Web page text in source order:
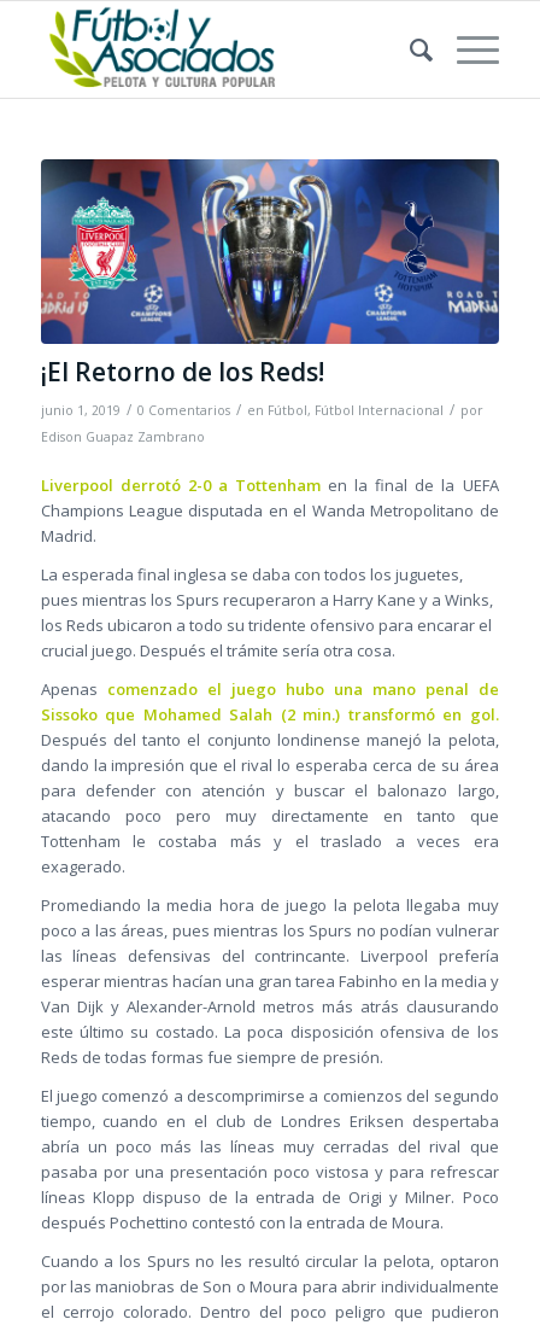
¡El Retorno de los Reds!
junio 1, 2019 / 0 Comentarios / en Fútbol, Fútbol Internacional / por
Edison Guapaz Zambrano
Liverpool derrotó 2-0 a Tottenhamen la final de la UEFA
Champions League disputada en el Wanda Metropolitano de
Madrid.
La esperada final inglesa se daba con todos los juguetes,
pues mientras los Spurs recuperaron a Harry Kane y a Winks,
los Reds ubicaron a todo su tridente ofensivo para encarar el
crucial juego. Después el trámite sería otra cosa.
Apenas comenzado el juego hubo una mano penal de
Sissoko que Mohamed Salah (2 min.) transformó en gol.
Después del tanto el conjunto londinense manejó la pelota,
dando la impresión que el rival lo esperaba cerca de su área
para defender con atención y buscar el balonazo largo,
atacando poco pero muy directamente en tanto que
Tottenham le costaba más y el traslado a veces era
exagerado.
Promediando la media hora de juego la pelota llegaba muy
poco a las áreas, pues mientras los Spurs no podían vulnerar
las líneas defensivas del contrincante. Liverpool prefería
esperar mientras hacían una gran tarea Fabinho en la media y
Van Dijk y Alexander-Arnold metros más atrás clausurando
este último su costado. La poca disposición ofensiva de los
Reds de todas formas fue siempre de presión.
El juego comenzó a descomprimirse a comienzos del segundo
tiempo, cuando en el club de Londres Eriksen despertaba
abría un poco más las líneas muy cerradas del rival que
pasaba por una presentación poco vistosa y para refrescar
líneas Klopp dispuso de la entrada de Origi y Milner. Poco
después Pochettino contestó con la entrada de Moura.
Cuando a los Spurs no les resultó circular la pelota, optaron
por las maniobras de Son o Moura para abrir individualmente
el cerrojo colorado. Dentro del poco peligro que pudieron